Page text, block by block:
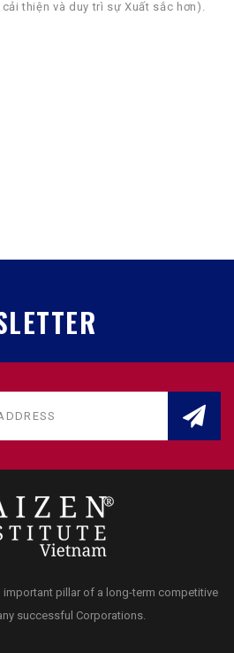
thiện và duy trì sự Xuất sắc hơn).
important pillar of a long-term competitive
successful Corporations.